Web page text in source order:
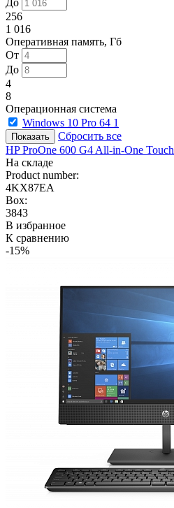
256
1 016
Оперативная память, Гб
От
До
4
8
Операционная система
Windows 10 Pro 64 1
Сбросить все
HP ProOne 600 G4 All-in-One Touch
На складе
Product number:
4KX87EA
Box:
3843
В избранное
К сравнению
-15%